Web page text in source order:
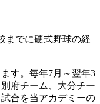
までに硬式野球の経
す。毎年7月～翌年3
府チーム、大分チー
合を当アカデミーの